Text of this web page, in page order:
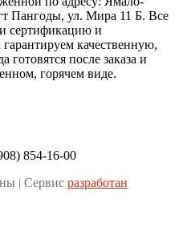
Пангоды, ул. Мира 11 Б. Все
сертификацию и
качественную,
после заказа и
горячем виде.
854-16-00
| Сервис разработан